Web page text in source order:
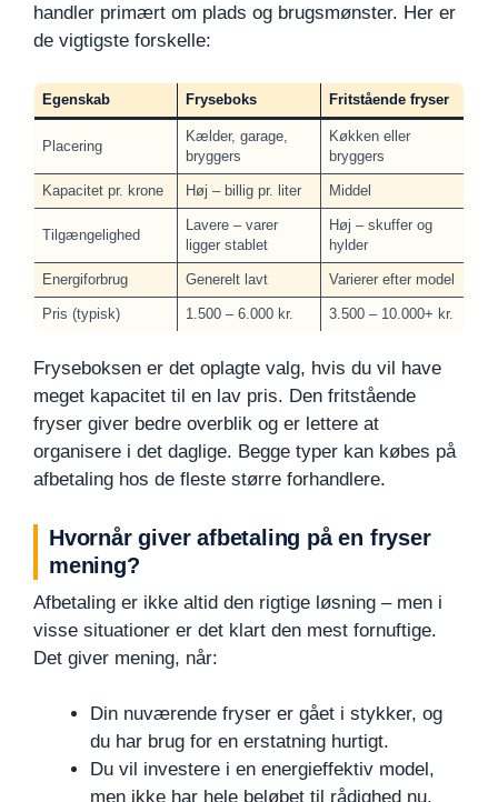
handler primært om plads og brugsmønster. Her er
de vigtigste forskelle:
Egenskab Fryseboks Fritstående fryser
Placering
Kælder, garage,
bryggers
Køkken eller
bryggers
Kapacitet pr. krone Høj – billig pr. liter Middel
Tilgængelighed
Lavere – varer
ligger stablet
Høj – skuffer og
hylder
Energiforbrug Generelt lavt Varierer efter model
Pris (typisk) 1.500 – 6.000 kr. 3.500 – 10.000+ kr.
Fryseboksen er det oplagte valg, hvis du vil have
meget kapacitet til en lav pris. Den fritstående
fryser giver bedre overblik og er lettere at
organisere i det daglige. Begge typer kan købes på
afbetaling hos de fleste større forhandlere.
Hvornår giver afbetaling på en fryser
mening?
Afbetaling er ikke altid den rigtige løsning – men i
visse situationer er det klart den mest fornuftige.
Det giver mening, når:
Din nuværende fryser er gået i stykker, og
du har brug for en erstatning hurtigt.
Du vil investere i en energieffektiv model,
men ikke har hele beløbet til rådighed nu.